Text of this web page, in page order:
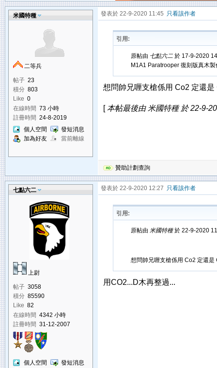
米國特種
二等兵
帖子 23
積分 803
Like 0
在線時間 73 小時
註冊時間 24-8-2019
個人空間
發短消息
加為好友
當前離線
發表於 22-9-2020 11:45 只看該作者
引用:
原帖由 七點六二於 17-9-2020
M1A1 Paratrooper 復刻版真木
想問帥兄喱支槍係用 Co2 定還是
[本帖最後由 米國特種 於 22-9-
贊助計劃查詢
七點六二
上尉
帖子 3058
積分 85590
Like 82
在線時間 4342 小時
註冊時間 31-12-2007
個人空間
發短消息
發表於 22-9-2020 12:27 只看該作者
引用:
原帖由 米國特種於 22-9-2020
想問帥兄喱支槍係用 Co2 定還是
用CO2...D木再整過...